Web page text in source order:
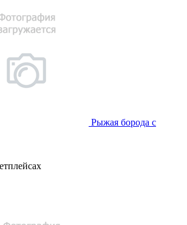
Рыжая борода с